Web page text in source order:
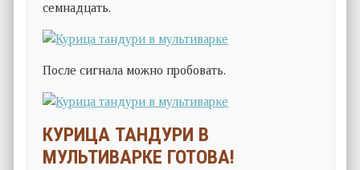
семнадцать.
После сигнала можно пробовать.
КУРИЦА ТАНДУРИ В
МУЛЬТИВАРКЕ ГОТОВА!